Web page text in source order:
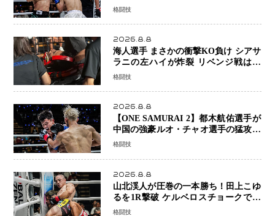
正明が衝撃のリベンジ！ リウ・メン
ーで完全決着
格闘技
2026.8.8
海人選手 まさかの衝撃KO負け シアサ
ラニの左ハイが炸裂 リベンジ戦は一
瞬で決着
格闘技
2026.8.8
【ONE SAMURAI 2】都木航佑選手が
中国の強豪ルオ・チャオ選手の猛攻を
受けながらも的確な攻撃で応戦 最後
格闘技
2026.8.8
山北渓人が圧巻の一本勝ち！田上こゆ
るを1R撃破 ケルベロスチョークで存
在感を示す
格闘技